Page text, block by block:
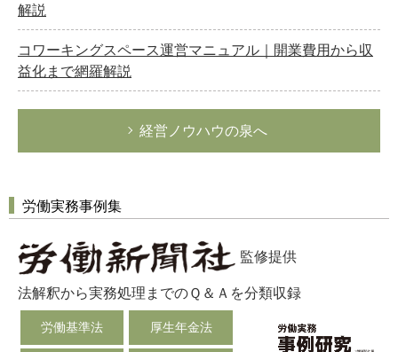
解説
コワーキングスペース運営マニュアル｜開業費用から収
益化まで網羅解説
経営ノウハウの泉へ
労働実務事例集
監修提供
法解釈から実務処理までのＱ＆Ａを分類収録
労働基準法 厚生年金法